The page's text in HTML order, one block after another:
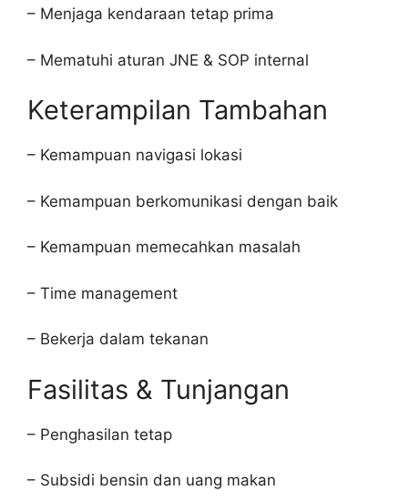
– Menjaga kendaraan tetap prima
– Mematuhi aturan JNE & SOP internal
Keterampilan Tambahan
– Kemampuan navigasi lokasi
– Kemampuan berkomunikasi dengan baik
– Kemampuan memecahkan masalah
– Time management
– Bekerja dalam tekanan
Fasilitas & Tunjangan
– Penghasilan tetap
– Subsidi bensin dan uang makan